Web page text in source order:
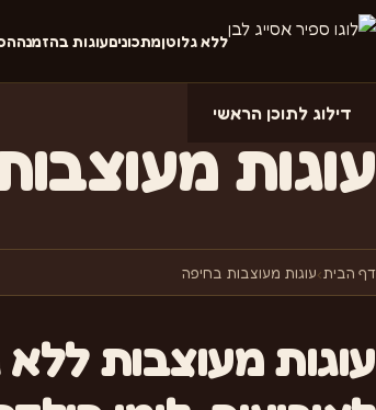
דילוג לתוכן הראשי
ללא גלוטןמתכוניםעוגות בהזמנה
עוגות
דף הבית›עוגות מעוצבות בחיפה
עוגות מעוצבות